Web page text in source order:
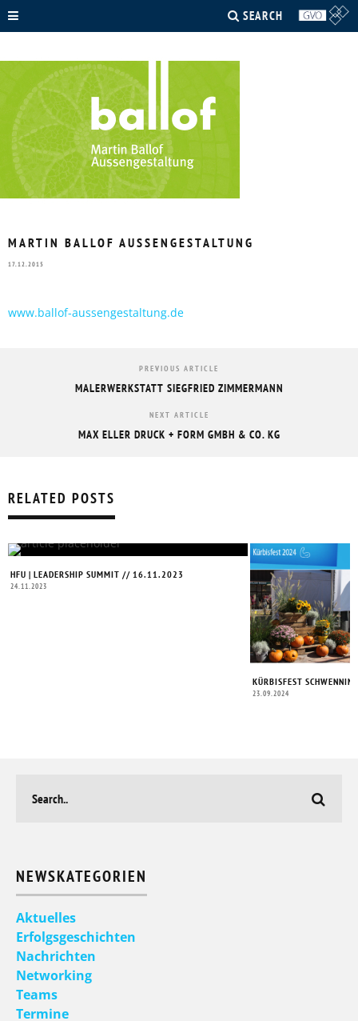
SEARCH
MARTIN BALLOF AUSSENGESTALTUNG
17.12.2015
www.ballof-aussengestaltung.de
PREVIOUS ARTICLE
MALERWERKSTATT SIEGFRIED ZIMMERMANN
NEXT ARTICLE
MAX ELLER DRUCK + FORM GMBH & CO. KG
RELATED POSTS
HFU | LEADERSHIP SUMMIT // 16.11.2023
24.11.2023
KÜRBISFEST
23.09.2024
NEWSKATEGORIEN
Aktuelles
Erfolgsgeschichten
Nachrichten
Networking
Teams
Termine